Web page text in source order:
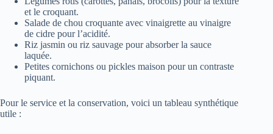
et le croquant.
Salade de chou croquante avec vinaigrette au vinaigre
de cidre pour l’acidité.
Riz jasmin ou riz sauvage pour absorber la sauce
laquée.
Petites cornichons ou pickles maison pour un contraste
piquant.
Pour le service et la conservation, voici un tableau synthétique
utile :